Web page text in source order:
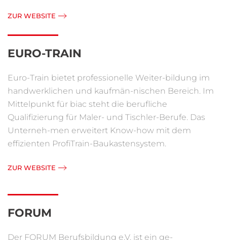
ZUR WEBSITE
EURO-TRAIN
Euro-Train bietet professionelle Weiter-bildung im
handwerklichen und kaufmän-nischen Bereich. Im
Mittelpunkt für biac steht die berufliche
Qualifizierung für Maler- und Tischler-Berufe. Das
Unterneh-men erweitert Know-how mit dem
effizienten ProfiTrain-Baukastensystem.
ZUR WEBSITE
FORUM
Der FORUM Berufsbildung e.V. ist ein ge-